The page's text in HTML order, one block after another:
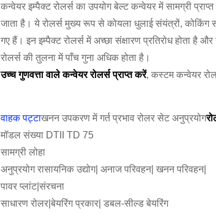
कन्वेयर इम्पैक्ट रोलर्स का उपयोग बेल्ट कन्वेयर में सामग्री
जाता है। ये रोलर्स मुख्य रूप से कोयला धुलाई संयंत्रों, कोकिंग
गए हैं। इन इम्पैक्ट रोलर्स में अच्छा संक्षारण प्रतिरोध होता है
रोलर्स की तुलना में पाँच गुना अधिक होता है।
उच्च गुणवत्ता वाले कन्वेयर रोलर्स प्राप्त करें, कस्टम कन्वेयर
वाहक पट्टाखनन उपकरण में गर्त प्रभाव रोलर सेट अनुप्रयोग
मॉडल संख्या DTII TD 75
सामग्री लोहा
अनुप्रयोग रासायनिक उद्योग| अनाज परिवहन| खनन परिवहन|
पावर प्लांट|संरचना
साधारण रोलर|बेयरिंग प्रकार| डबल-सील्ड बेयरिंग